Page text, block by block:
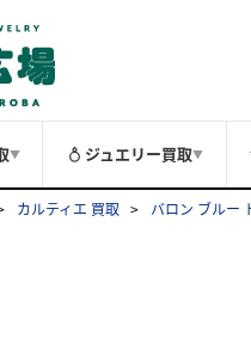
▼ ジュエリー買取▼
カルティエ 買取 バロン ブルー